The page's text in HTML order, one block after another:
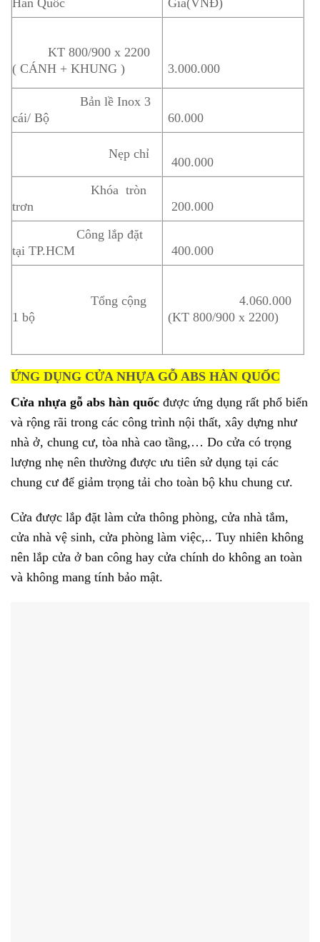
KT 800/900 x 2200
( CÁNH + KHUNG )
3.000.000
Bản lề Inox 3
cái/ Bộ
60.000
Nẹp chỉ
400.000
Khóa tròn
trơn
200.000
Công lắp đặt
tại TP.HCM
400.000
Tổng cộng
1 bộ
4.060.000
(KT 800/900 x 2200)
ỨNG DỤNG CỬA NHỰA GỖ ABS HÀN QUỐC
Cửa nhựa gỗ abs hàn quốc được ứng dụng rất phổ biến
và rộng rãi trong các công trình nội thất, xây dựng như
nhà ở, chung cư, tòa nhà cao tầng,… Do cửa có trọng
lượng nhẹ nên thường được ưu tiên sử dụng tại các
chung cư để giảm trọng tải cho toàn bộ khu chung cư.
Cửa được lắp đặt làm cửa thông phòng, cửa nhà tắm,
cửa nhà vệ sinh, cửa phòng làm việc,.. Tuy nhiên không
nên lắp cửa ở ban công hay cửa chính do không an toàn
và không mang tính bảo mật.